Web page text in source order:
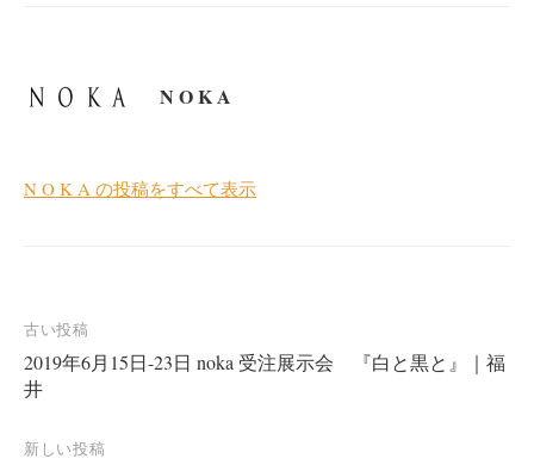
N O K A
N O K A の投稿をすべて表示
投
稿
ナ
ビ
古い投稿
2019年6月15日-23日 noka 受注展示会 『白と黒と』｜福
井
新しい投稿